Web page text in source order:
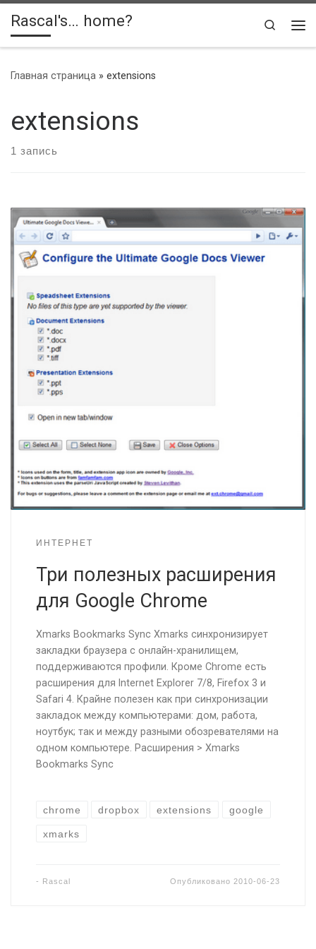
Skip to content
Rascal's… home?
Search
Главная страница » extensions
extensions
1 запись
ИНТЕРНЕТ
Три полезных расширения
для Google Chrome
Xmarks Bookmarks Sync Xmarks синхронизирует
закладки браузера с онлайн-хранилищем,
поддерживаются профили. Кроме Chrome есть
расширения для Internet Explorer 7/8, Firefox 3 и
Safari 4. Крайне полезен как при синхронизации
закладок между компьютерами: дом, работа,
ноутбук; так и между разными обозревателями на
одном компьютере. Расширения > Xmarks
Bookmarks Sync
chrome dropbox extensions google
xmarks
- Rascal Опубликовано 2010-06-23